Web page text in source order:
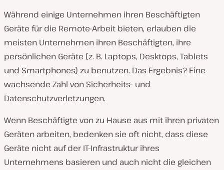
Während einige Unternehmen ihren Beschäftigten
Geräte für die Remote-Arbeit bieten, erlauben die
meisten Unternehmen ihren Beschäftigten, ihre
persönlichen Geräte (z. B. Laptops, Desktops, Tablets
und Smartphones) zu benutzen. Das Ergebnis? Eine
wachsende Zahl von Sicherheits- und
Datenschutzverletzungen.
Wenn Beschäftigte von zu Hause aus mit ihren privaten
Geräten arbeiten, bedenken sie oft nicht, dass diese
Geräte nicht auf der IT-Infrastruktur ihres
Unternehmens basieren und auch nicht die gleichen